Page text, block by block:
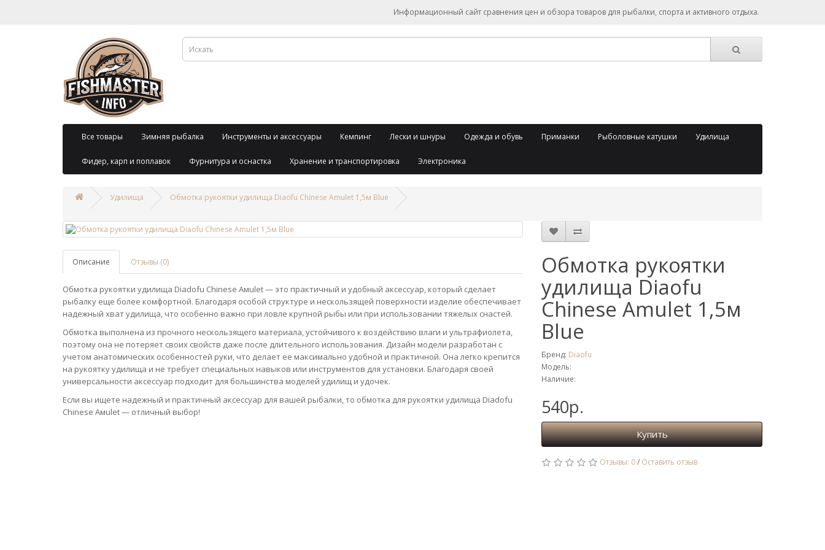
Информационный сайт сравнения цен и обзора товаров для рыбалки, спорта и активного отдыха.
Все товары Зимняя рыбалка Инструменты и аксессуары Кемпинг Лески и шнуры Одежда и обувь Приманки Рыболовные катушки Удилища
Фидер, карп и поплавок Фурнитура и оснастка Хранение и транспортировка Электроника
Удилища Обмотка рукоятки удилища Diaofu Chinese Amulet 1,5м Blue
Описание Отзывы (0)
Обмотка рукоятки удилища Diadofu Chinese Aмulet — это практичный и удобный аксессуар, который сделает
рыбалку еще более комфортной. Благодаря особой структуре и нескользящей поверхности изделие обеспечивает
надежный хват удилища, что особенно важно при ловле крупной рыбы или при использовании тяжелых снастей.
Обмотка выполнена из прочного нескользящего материала, устойчивого к воздействию влаги и ультрафиолета,
поэтому она не потеряет своих свойств даже после длительного использования. Дизайн модели разработан с
учетом анатомических особенностей руки, что делает ее максимально удобной и практичной. Она легко крепится
на рукоятку удилища и не требует специальных навыков или инструментов для установки. Благодаря своей
универсальности аксессуар подходит для большинства моделей удилищ и удочек.
Если вы ищете надежный и практичный аксессуар для вашей рыбалки, то обмотка для рукоятки удилища Diadofu
Chinese Aмulet — отличный выбор!
Обмотка рукоятки
удилища Diaofu
Chinese Amulet 1,5м
Blue
Бренд: Diaofu
Модель:
Наличие:
540р.
Купить
Отзывы: 0/ Оставить отзыв